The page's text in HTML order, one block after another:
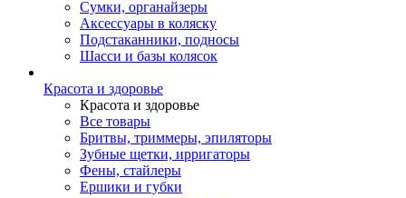
Сумки, органайзеры
Аксессуары в коляску
Подстаканники, подносы
Шасси и базы колясок
Красота и здоровье
Красота и здоровье
Все товары
Бритвы, триммеры, эпиляторы
Зубные щетки, ирригаторы
Фены, стайлеры
Ершики и губки